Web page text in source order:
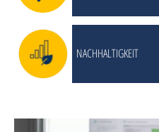
NACHHALTIGKEIT